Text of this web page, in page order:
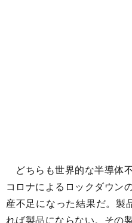
どちらも世界的な半導体
コロナによるロックダウン
産不足になった結果だ。製
れば製品にならない。その